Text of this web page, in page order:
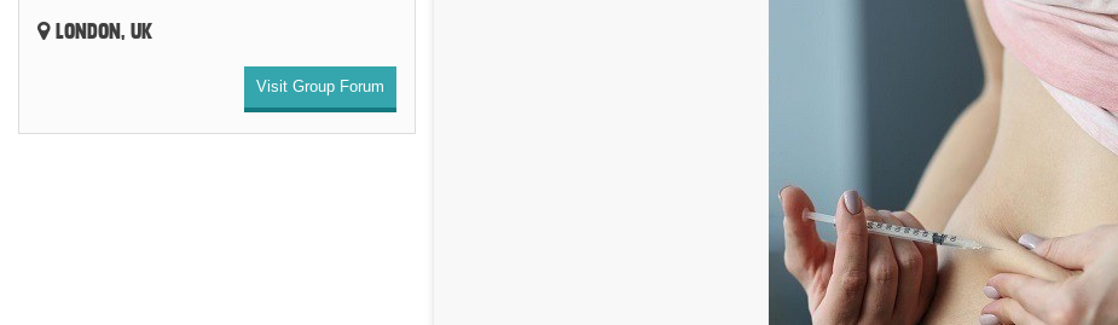
LONDON, UK
Visit Group Forum